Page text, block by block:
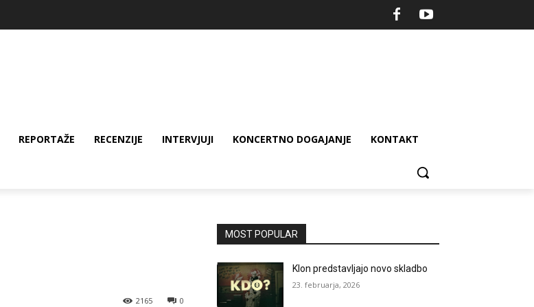
REPORTAŽE RECENZIJE INTERVJUJI KONCERTNO DOGAJANJE KONTAKT
0
2165
MOST POPULAR
Klon predstavljajo novo skladbo
23. februarja, 2026